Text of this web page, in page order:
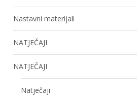
Nastavni materijali
NATJEČAJI
NATJEČAJI
Natječaji